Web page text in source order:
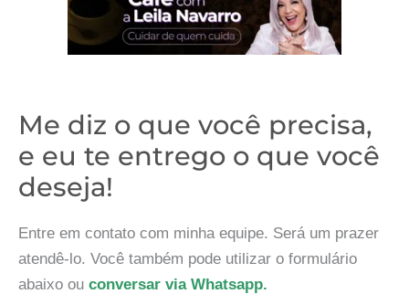
Me diz o que você precisa,
e eu te entrego o que você
deseja!
Entre em contato com minha equipe. Será um prazer
atendê-lo. Você também pode utilizar o formulário
abaixo ou conversar via Whatsapp.